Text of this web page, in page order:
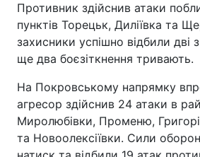
Противник здійснив атаки
пунктів Торецьк, Диліївка та
захисники успішно відбили дві
ще два боєзіткнення тривають.
На Покровському напрямку
агресор здійснив 24 атаки в
Миролюбівки, Променю,
та Новоолексіївки. Сили